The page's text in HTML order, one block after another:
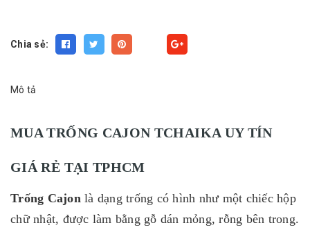
Chia sẻ:
Mô tả
MUA TRỐNG CAJON TCHAIKA UY TÍN
GIÁ RẺ TẠI TPHCM
Trống Cajonlà dạng trống có hình như một chiếc hộp
chữ nhật, được làm bằng gỗ dán mỏng, rỗng bên trong.